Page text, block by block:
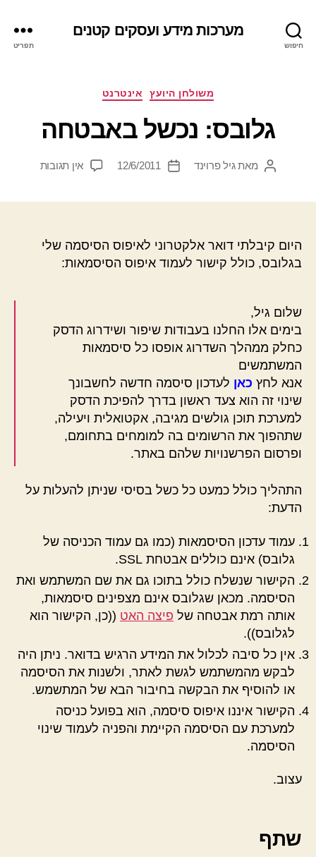
חיפוש
מערכות מידע ועסקים קטנים
תפריט
קטגוריותמשולחן היועץ אינטרנט
גלובס: נכשל באבטחה
המחבר
מאתגיל פרוינד
תאריך12/6/2011 אין תגובותעל
היום קיבלתי דואר אלקטרוני לאיפוס הסיסמה שלי
בגלובס, כולל קישור לעמוד איפוס הסיסמאות:
שלום גיל,
בימים אלו החלנו בעבודות שיפור ושידרוג הדסק
כחלק ממהלך השדרוג אופסו כל סיסמאות
המשתמשים
אנא לחץ כאן לעדכון סיסמה חדשה לחשבונך
שינוי זה הוא צעד ראשון בדרך להפיכת הדסק
למערכת תוכן גולשים מגיבה, אקטואלית ויעילה,
שתהפוך את הרשומים בה למומחים בתחומם,
ופרסום הפרשנויות שלהם באתר.
התהליך כולל כמעט כל כשל בסיסי שניתן להעלות על
הדעת:
עמוד עדכון הסיסמאות (כמו גם עמוד הכניסה של
גלובס) אינם כוללים אבטחת SSL.
הקישור שנשלח כולל בתוכו גם את שם המשתמש ואת
הסיסמה. מכאן שגלובס אינם מצפינים סיסמאות,
אותה רמת אבטחה של פיצה האט ((כן, הקישור הוא
לגלובס)).
אין כל סיבה לכלול את המידע הרגיש בדואר. ניתן היה
לבקש מהמשתמש לגשת לאתר, ולשנות את הסיסמה
או להוסיף את הבקשה בחיבור הבא של המתשמש.
הקישור איננו איפוס סיסמה, הוא בפועל כניסה
למערכת עם הסיסמה הקיימת והפניה לעמוד שינוי
הסיסמה.
עצוב.
שתף